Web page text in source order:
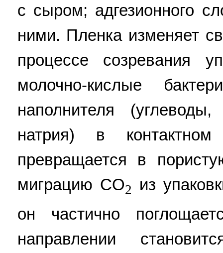
с сыром; адгезионного
ними. Пленка изменяет
процессе созревания
молочно-кислые
наполнителя
натрия) в
превращается в
миграцию CO2
из
он частично
направлении